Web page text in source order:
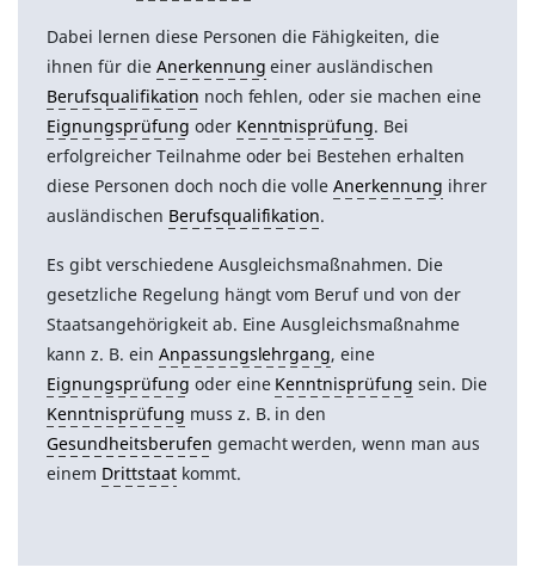
Dabei lernen diese Personen die Fähigkeiten, die
ihnen für die Anerkennung einer ausländischen
Berufsqualifikation noch fehlen, oder sie machen eine
Eignungsprüfung oder Kenntnisprüfung. Bei
erfolgreicher Teilnahme oder bei Bestehen erhalten
diese Personen doch noch die volleAnerkennung ihrer
ausländischen Berufsqualifikation.
Es gibt verschiedene Ausgleichsmaßnahmen. Die
gesetzliche Regelung hängt vom Beruf und von der
Staatsangehörigkeit ab. Eine Ausgleichsmaßnahme
kann z. B. ein Anpassungslehrgang, eine
Eignungsprüfung oder eine Kenntnisprüfung sein. Die
Kenntnisprüfung muss z. B. in den
Gesundheitsberufen gemacht werden, wenn man aus
einem Drittstaatkommt.